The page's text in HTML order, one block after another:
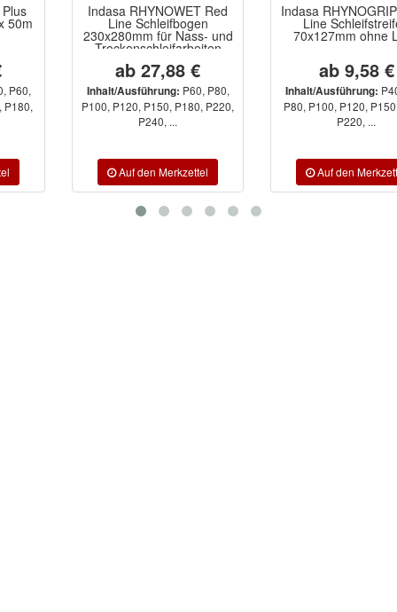
Indasa RHYNOWET Red
Line Schleifbogen
230x280mm für Nass- und
Trockenschleifarbeiten
ab 27,88 €
Inhalt/Ausführung:P60, P80,
P100, P120, P150, P180, P220,
Indasa RHYNOGRIP White
Line Schleifstreifen
70x127mm ohne Loch
ab 9,58 €
Inhalt/Ausführung:P40, P60,
P80, P100, P120, P150, P180,